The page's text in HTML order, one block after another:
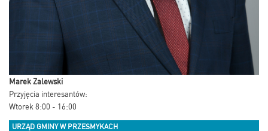
Marek Zalewski
Przyjęcia interesantów:
Wtorek 8:00 - 16:00
URZĄD GMINY W PRZESMYKACH